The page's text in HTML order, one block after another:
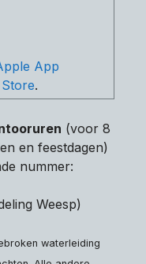
App
.
(voor 8
en feestdagen)
nummer:
Weesp)
waterleiding